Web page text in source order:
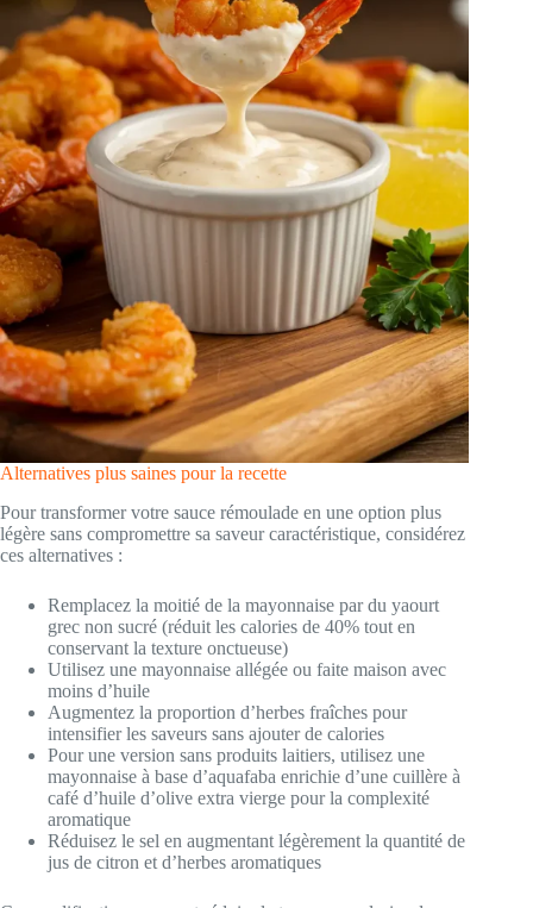
Alternatives plus saines pour la recette
Pour transformer votre sauce rémoulade en une option plus
légère sans compromettre sa saveur caractéristique, considérez
ces alternatives :
Remplacez la moitié de la mayonnaise par du yaourt
grec non sucré (réduit les calories de 40% tout en
conservant la texture onctueuse)
Utilisez une mayonnaise allégée ou faite maison avec
moins d’huile
Augmentez la proportion d’herbes fraîches pour
intensifier les saveurs sans ajouter de calories
Pour une version sans produits laitiers, utilisez une
mayonnaise à base d’aquafaba enrichie d’une cuillère à
café d’huile d’olive extra vierge pour la complexité
aromatique
Réduisez le sel en augmentant légèrement la quantité de
jus de citron et d’herbes aromatiques